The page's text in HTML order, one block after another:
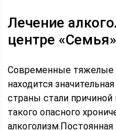
Лечение
центре «Семья»
Современные тяжелые
находится
страны стали
такого опасного